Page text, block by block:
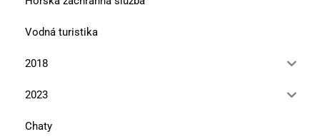
Vodná turistika
2018
2023
Chaty